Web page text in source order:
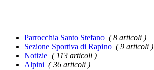
Parrocchia Santo Stefano ( 8 articoli )
Sezione Sportiva di Rapino ( 9 articoli )
Notizie ( 113 articoli )
Alpini ( 36 articoli )